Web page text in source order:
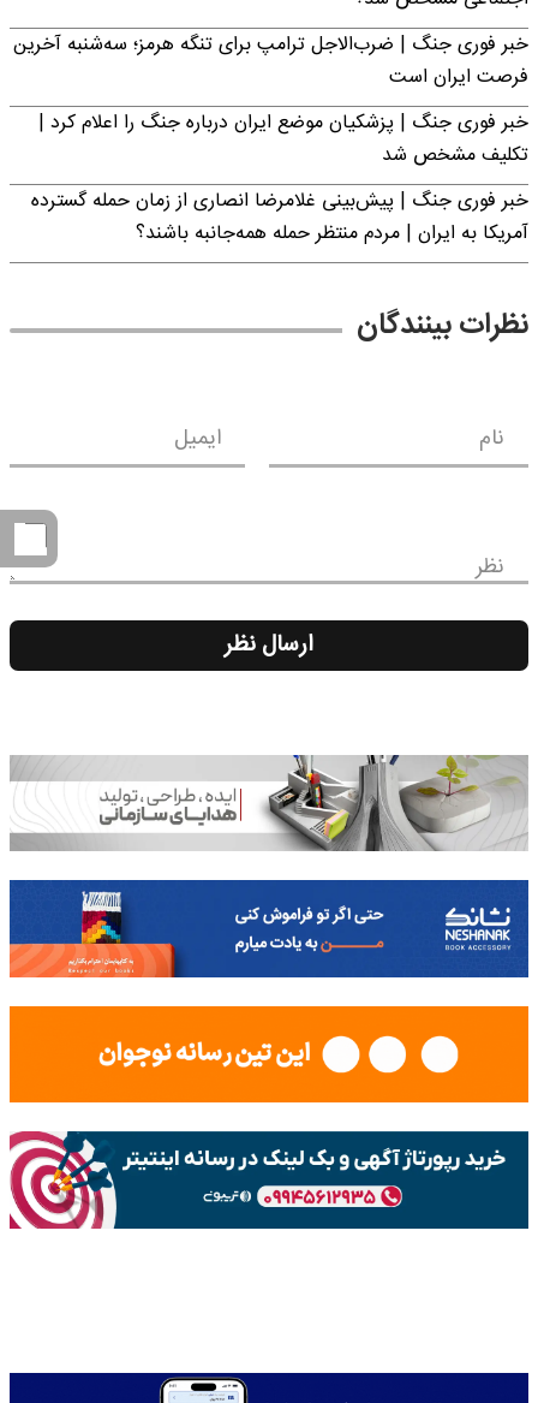
خبر فوری جنگ | ضرب‌الاجل ترامپ برای تنگه هرمز؛ سه‌شنبه آخرین
فرصت ایران است
خبر فوری جنگ | پزشکیان موضع ایران درباره جنگ را اعلام کرد |
تکلیف مشخص شد
خبر فوری جنگ | پیش‌بینی غلامرضا انصاری از زمان حمله گسترده
آمریکا به ایران | مردم منتظر حمله همه‌جانبه باشند؟
نظرات بینندگان
نام ایمیل
نظر
ارسال نظر